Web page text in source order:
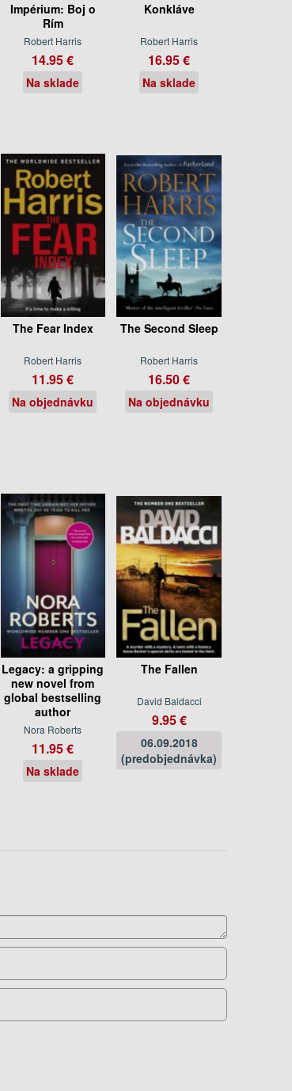
Impérium: Boj o
Rím
Robert Harris
14.95 €
Na sklade
Konkláve
Robert Harris
16.95 €
Na sklade
The Fear Index
Robert Harris
11.95 €
Na objednávku
The Second Sleep
Robert Harris
16.50 €
Na objednávku
Legacy: a gripping
new novel from
global bestselling
author
Nora Roberts
11.95 €
Na sklade
The Fallen
David Baldacci
9.95 €
06.09.2018
(predobjednávka)